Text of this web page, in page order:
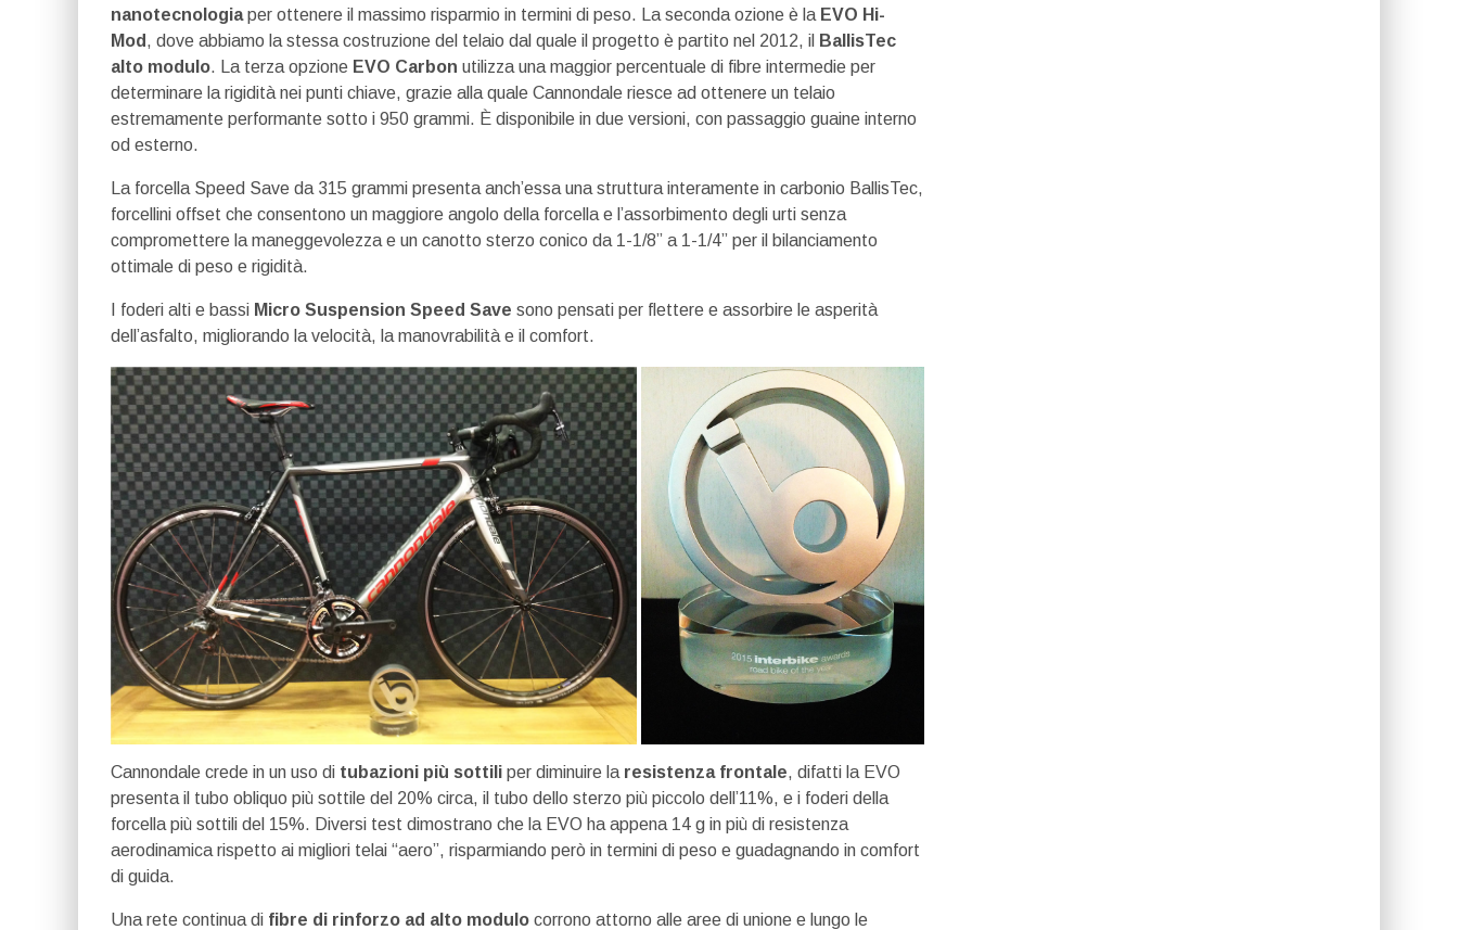
nanotecnologiaper ottenere il massimo risparmio in termini di peso. La seconda ozione è la EVO Hi-
Mod , dove abbiamo la stessa costruzione del telaio dal quale il progetto è partito nel 2012, il BallisTec
alto modulo. La terza opzione EVO Carbon utilizza una maggior percentuale di fibre intermedie per
determinare la rigidità nei punti chiave, grazie alla quale Cannondale riesce ad ottenere un telaio
estremamente performante sotto i 950 grammi. È disponibile in due versioni, con passaggio guaine interno
od esterno.
La forcella Speed Save da 315 grammi presenta anch’essa una struttura interamente in carbonio BallisTec,
forcellini offset che consentono un maggiore angolo della forcella e l’assorbimento degli urti senza
compromettere la maneggevolezza e un canotto sterzo conico da 1-1/8” a 1-1/4” per il bilanciamento
ottimale di peso e rigidità.
I foderi alti e bassi Micro Suspension Speed Save sono pensati per flettere e assorbire le asperità
dell’asfalto, migliorando la velocità, la manovrabilità e il comfort.
Cannondale crede in un uso di tubazioni più sottili per diminuire la resistenza frontale, difatti la EVO
presenta il tubo obliquo più sottile del 20% circa, il tubo dello sterzo più piccolo dell’11%, e i foderi della
forcella più sottili del 15%. Diversi test dimostrano che la EVO ha appena 14 g in più di resistenza
aerodinamica rispetto ai migliori telai “aero”, risparmiando però in termini di peso e guadagnando in comfort
di guida.
Una rete continua di fibre di rinforzo ad alto modulo corrono attorno alle aree di unione e lungo le